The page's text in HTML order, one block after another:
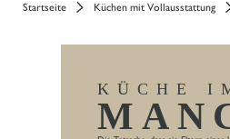
Startseite Küchen mit Vollausstattung
KÜCHE